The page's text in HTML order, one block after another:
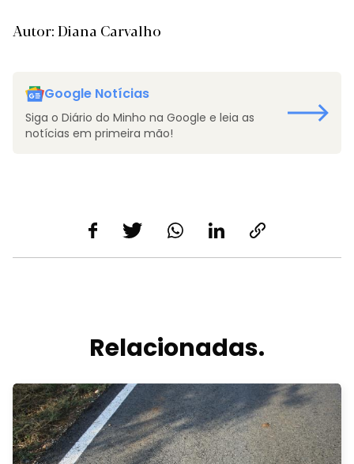
Autor: Diana Carvalho
Google Notícias
Siga o Diário do Minho na Google e leia as
notícias em primeira mão!
Relacionadas.